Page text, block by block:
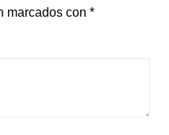
marcados con *